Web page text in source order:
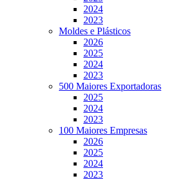
2024
2023
Moldes e Plásticos
2026
2025
2024
2023
500 Maiores Exportadoras
2025
2024
2023
100 Maiores Empresas
2026
2025
2024
2023